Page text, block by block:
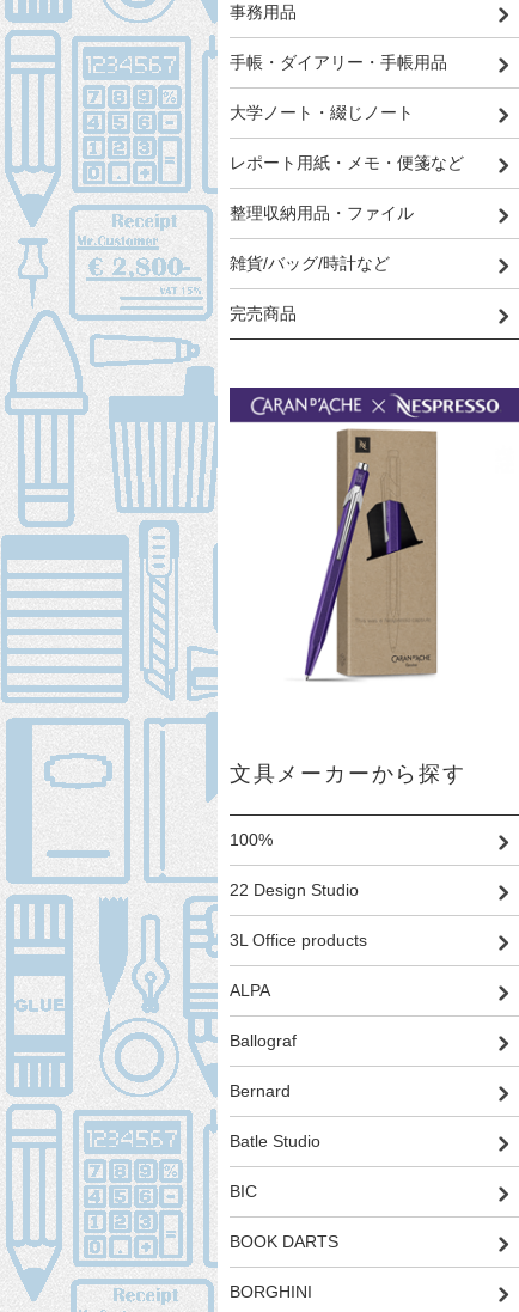
事務用品
手帳・ダイアリー・手帳用品
大学ノート・綴じノート
レポート用紙・メモ・便箋など
整理収納用品・ファイル
雑貨/バッグ/時計など
完売商品
文具メーカーから探す
100%
22 Design Studio
3L Office products
ALPA
Ballograf
Bernard
Batle Studio
BIC
BOOK DARTS
BORGHINI